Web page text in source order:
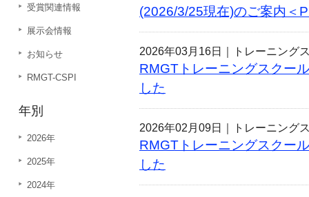
(2026/3/25現在)のご案内＜
2026年03月16日｜ トレーニング
RMGTトレーニングスクー
した
2026年02月09日｜ トレーニング
RMGTトレーニングスクー
した
受賞関連情報
展示会情報
お知らせ
RMGT-CSPI
年別
2026年
2025年
2024年